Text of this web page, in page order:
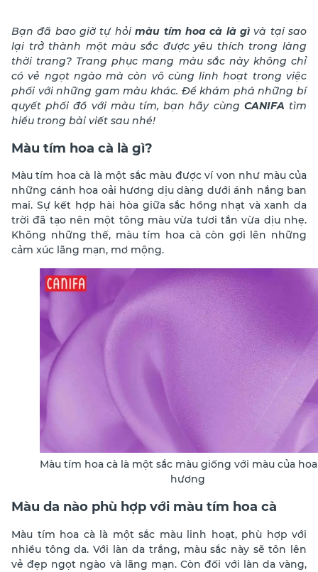
Bạn đã bao giờ tự hỏimàu tím hoa cà là gìvà tại sao
lại trở thành một màu sắc được yêu thích trong làng
thời trang? Trang phục mang màu sắc này không chỉ
có vẻ ngọt ngào mà còn vô cùng linh hoạt trong việc
phối với những gam màu khác. Để khám phá những bí
quyết phối đồ với màu tím, bạn hãy cùng CANIFAtìm
hiểu trong bài viết sau nhé!
Màu tím hoa cà là gì?
Màu tím hoa cà là một sắc màu được ví von như màu của
những cánh hoa oải hương dịu dàng dưới ánh nắng ban
mai. Sự kết hợp hài hòa giữa sắc hồng nhạt và xanh da
trời đã tạo nên một tông màu vừa tươi tắn vừa dịu nhẹ.
Không những thế, màu tím hoa cà còn gợi lên những
cảm xúc lãng mạn, mơ mộng.
Màu tím hoa cà là một sắc màu giống với màu của
hương
Màu da nào phù hợp với màu tím hoa cà
Màu tím hoa cà là một sắc màu linh hoạt, phù hợp với
nhiều tông da. Với làn da trắng, màu sắc này sẽ tôn lên
vẻ đẹp ngọt ngào và lãng mạn. Còn đối với làn da vàng,